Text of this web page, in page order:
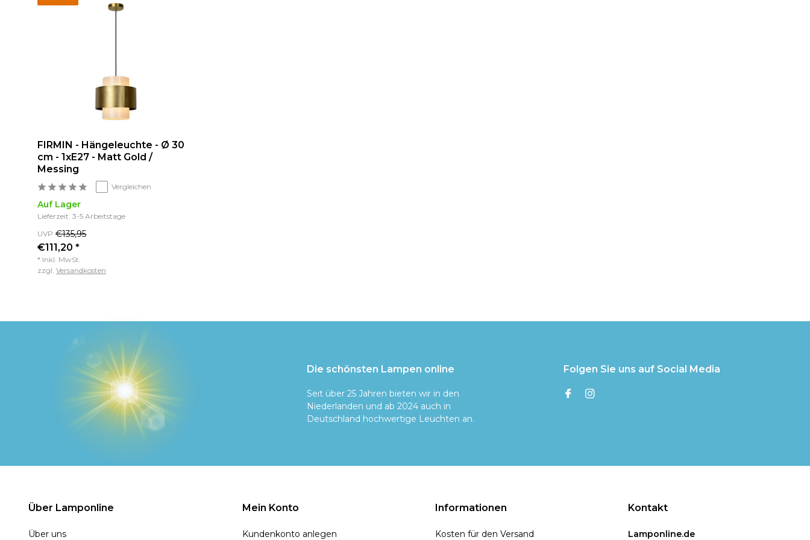
FIRMIN - Hängeleuchte - Ø 30
cm - 1xE27 - Matt Gold /
Messing
Vergleichen
Auf Lager
Lieferzeit: 3-5 Arbeitstage
UVP €135,95
€111,20 *
* Inkl. MwSt.
zzgl. Versandkosten
Die schönsten Lampen online
Seit über 25 Jahren bieten wir in den
Niederlanden und ab 2024 auch in
Deutschland hochwertige Leuchten an.
Folgen Sie uns auf Social Media
Über Lamponline
Über uns
Mein Konto
Kundenkonto anlegen
Informationen
Kosten für den Versand
Kontakt
Lamponline.de